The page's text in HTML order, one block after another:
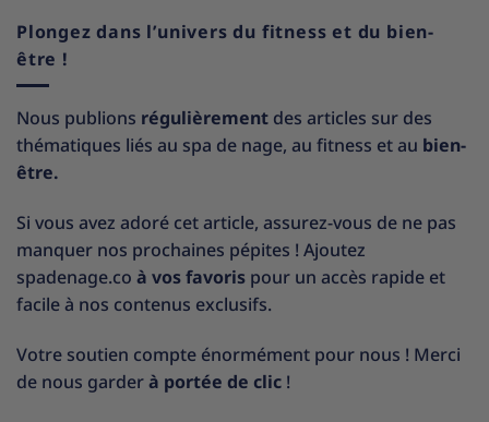
Plongez dans l’univers du fitness et du bien-
être !
Nous publions régulièrement des articles sur des
thématiques liés au spa de nage, au fitness et au bien-
être.
Si vous avez adoré cet article, assurez-vous de ne pas
manquer nos prochaines pépites ! Ajoutez
spadenage.co à vos favoris pour un accès rapide et
facile à nos contenus exclusifs.
Votre soutien compte énormément pour nous ! Merci
de nous garderà portée de clic !